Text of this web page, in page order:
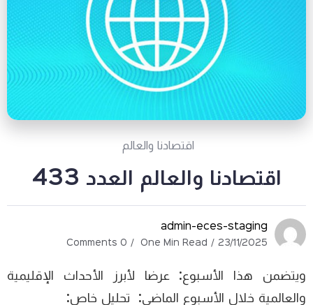
اقتصادنا والعالم
اقتصادنا والعالم العدد 433
admin-eces-staging
23/11/2025
One Min Read
0 Comments
ويتضمن هذا الأسبوع: عرضا لأبرز الأحداث الإقليمية
والعالمية خلال الأسبوع الماضي: تحليل خاص: